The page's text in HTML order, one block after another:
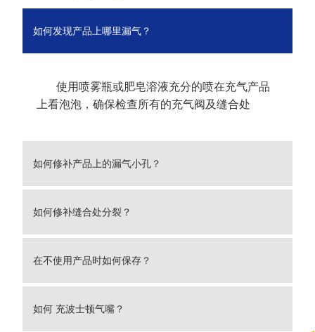
如何发现产品上哪里漏气？
使用喷雾瓶或肥皂溶液充分的喷在充气产品
上看泡泡，确保检查所有的充气阀及缝合处
如何修补产品上的漏气小孔？
如何修补缝合处分裂？
在不使用产品时如何保存？
如何 充波士顿气嘴？